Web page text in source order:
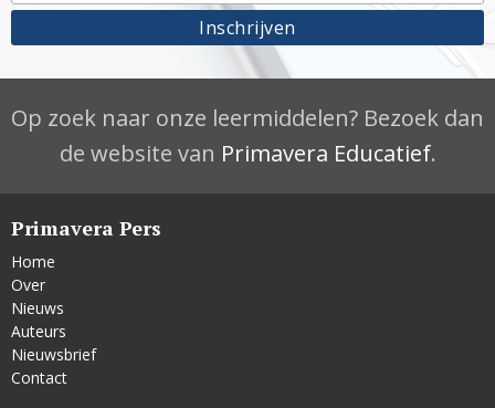
Op zoek naar onze leermiddelen? Bezoek dan
de website van Primavera Educatief.
Primavera Pers
Home
Over
Nieuws
Auteurs
Nieuwsbrief
Contact